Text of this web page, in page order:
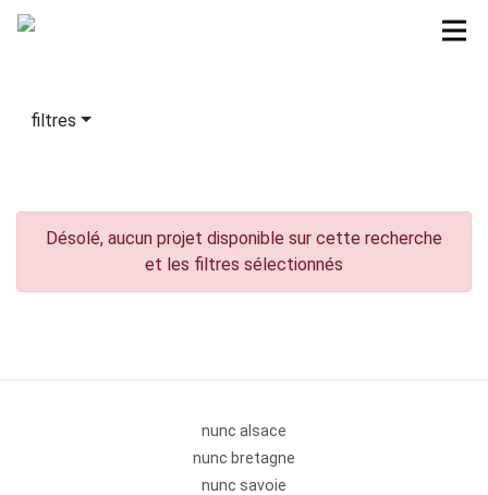
filtres
Désolé, aucun projet disponible sur cette recherche
et les filtres sélectionnés
nunc alsace
nunc bretagne
nunc savoie